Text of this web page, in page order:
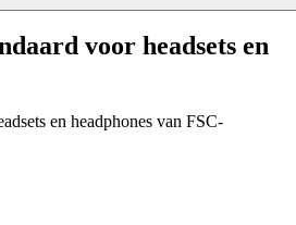
voor headsets en
en headphones van FSC-